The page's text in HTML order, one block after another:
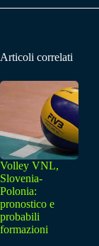
Articoli correlati
Volley VNL,
Slovenia-
Polonia:
pronostico e
probabili
formazioni